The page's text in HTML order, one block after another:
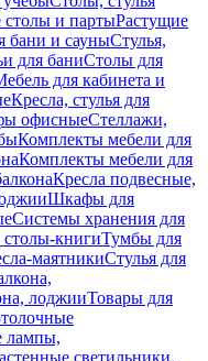
столы и партыРастущие
бани и сауныСтулья,
для баниСтолы для
для кабинета и
Кресла, стулья для
офисныеСтеллажи,
Комплекты мебели для
Комплекты мебели для
Кресла подвесные,
Шкафы для
Системы хранения для
книгиТумбы для
маятникиСтулья для
лоджииТовары для
лампы,
светильники,